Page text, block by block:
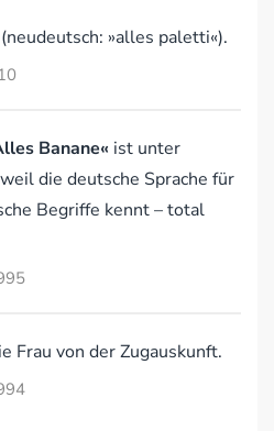
(neudeutsch: »alles paletti«).
Banane« ist unter
die deutsche Sprache für
Begriffe kennt – total
Frau von der Zugauskunft.